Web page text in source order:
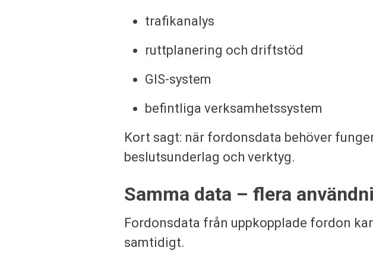
trafikanalys
ruttplanering och driftstöd
GIS-system
befintliga verksamhetssystem
Kort sagt: när fordonsdata behöver
beslutsunderlag och verktyg.
Samma data – flera
Fordonsdata från uppkopplade fordon
samtidigt.